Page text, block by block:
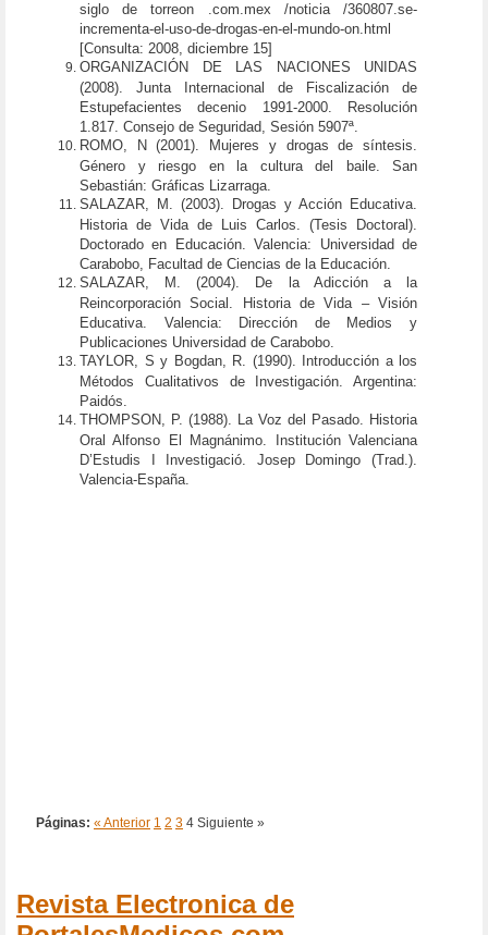
siglo de torreon .com.mex /noticia /360807.se-
incrementa-el-uso-de-drogas-en-el-mundo-on.html
[Consulta: 2008, diciembre 15]
ORGANIZACIÓN DE LAS NACIONES UNIDAS
(2008). Junta Internacional de Fiscalización de
Estupefacientes decenio 1991-2000. Resolución
1.817. Consejo de Seguridad, Sesión 5907ª.
ROMO, N (2001). Mujeres y drogas de síntesis.
Género y riesgo en la cultura del baile. San
Sebastián: Gráficas Lizarraga.
SALAZAR, M. (2003). Drogas y Acción Educativa.
Historia de Vida de Luis Carlos. (Tesis Doctoral).
Doctorado en Educación. Valencia: Universidad de
Carabobo, Facultad de Ciencias de la Educación.
SALAZAR, M. (2004). De la Adicción a la
Reincorporación Social. Historia de Vida – Visión
Educativa. Valencia: Dirección de Medios y
Publicaciones Universidad de Carabobo.
TAYLOR, S y Bogdan, R. (1990). Introducción a los
Métodos Cualitativos de Investigación. Argentina:
Paidós.
THOMPSON, P. (1988). La Voz del Pasado. Historia
Oral Alfonso El Magnánimo. Institución Valenciana
D’Estudis I Investigació. Josep Domingo (Trad.).
Valencia-España.
Páginas: « Anterior 1 2 3 4 Siguiente »
Revista Electronica de